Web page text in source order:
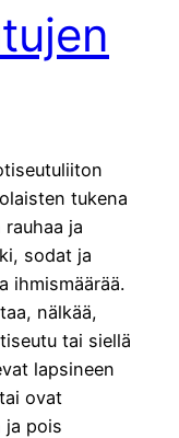
tukena
ja
sodat ja
ihmismäärää.
nälkää,
tai siellä
lapsineen
ovat
ja pois